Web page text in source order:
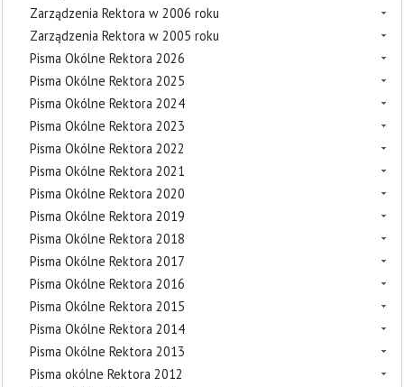
Zarządzenia Rektora w 2006 roku
Zarządzenia Rektora w 2005 roku
Pisma Okólne Rektora 2026
Pisma Okólne Rektora 2025
Pisma Okólne Rektora 2024
Pisma Okólne Rektora 2023
Pisma Okólne Rektora 2022
Pisma Okólne Rektora 2021
Pisma Okólne Rektora 2020
Pisma Okólne Rektora 2019
Pisma Okólne Rektora 2018
Pisma Okólne Rektora 2017
Pisma Okólne Rektora 2016
Pisma Okólne Rektora 2015
Pisma Okólne Rektora 2014
Pisma Okólne Rektora 2013
Pisma okólne Rektora 2012